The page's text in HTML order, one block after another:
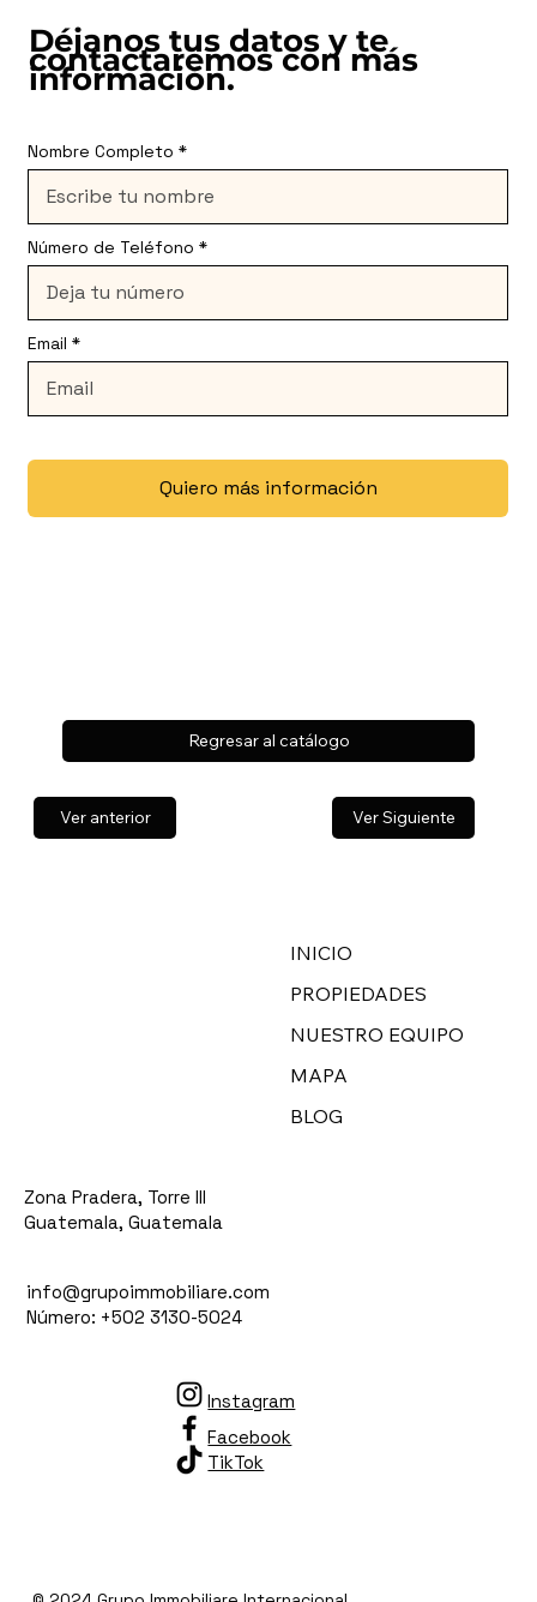
Ver anterior
Regresar al catálogo
Ver Siguiente
Déjanos tus datos y te
contactaremos con más
información.
Nombre Completo
Número de Teléfono
Email
Quiero más información
Instagram
Facebook
TikTok
Zona Pradera, Torre III
Guatemala, Guatemala
info@grupoimmobiliare.com
Número: +502 3130-5024
INICIO
PROPIEDADES
NUESTRO EQUIPO
MAPA
BLOG